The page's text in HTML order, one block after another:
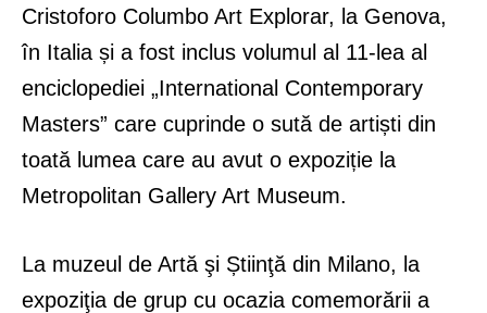
Cristoforo Columbo Art Explorar, la Genova,
în Italia și a fost inclus volumul al 11-lea al
enciclopediei „International Contemporary
Masters” care cuprinde o sută de artiști din
toată lumea care au avut o expoziție la
Metropolitan Gallery Art Museum.
La muzeul de Artă şi Știinţă din Milano, la
expoziţia de grup cu ocazia comemorării a